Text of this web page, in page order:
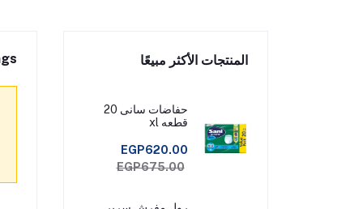
المنتجات الأكثر مبيعًا
حفاضات سانى 20
قطعه xl
EGP620.00
EGP675.00